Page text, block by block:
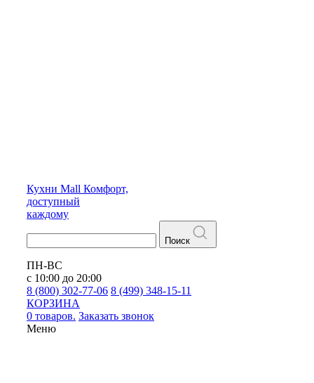
Кухни Mall Комфорт,
доступный
каждому
Поиск
ПН-ВС
с 10:00 до 20:00
8 (800) 302-77-06 8 (499) 348-15-11
КОРЗИНА
0 товаров. Заказать звонок
Меню